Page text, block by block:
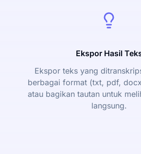
Ekspor Hasil
Ekspor teks yang
berbagai format (txt, pdf,
atau bagikan tautan untuk
langsung.